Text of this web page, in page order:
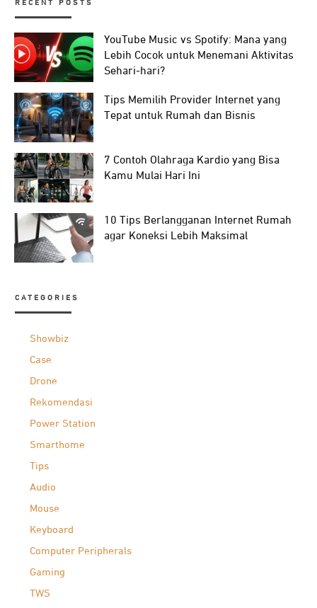
RECENT POSTS
YouTube Music vs Spotify: Mana yang
Lebih Cocok untuk Menemani Aktivitas
Sehari-hari?
Tips Memilih Provider Internet yang
Tepat untuk Rumah dan Bisnis
7 Contoh Olahraga Kardio yang Bisa
Kamu Mulai Hari Ini
10 Tips Berlangganan Internet Rumah
agar Koneksi Lebih Maksimal
CATEGORIES
Showbiz
Case
Drone
Rekomendasi
Power Station
Smarthome
Tips
Audio
Mouse
Keyboard
Computer Peripherals
Gaming
TWS